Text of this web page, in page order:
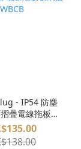
- IP54 防塵
疊電線拖板收
納盒 WBCB